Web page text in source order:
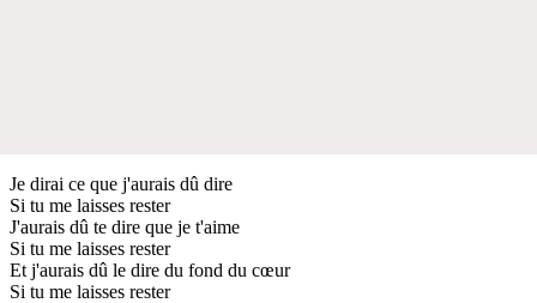
Je dirai ce que j'aurais dû dire
Si tu me laisses rester
J'aurais dû te dire que je t'aime
Si tu me laisses rester
Et j'aurais dû le dire du fond du cœur
Si tu me laisses rester